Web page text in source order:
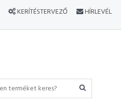
KERÍTÉSTERVEZŐ
HÍRLEVÉL